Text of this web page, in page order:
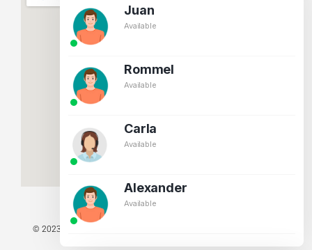
© 2023 TODOS LOS DERECHOS RESERVADOS - TECNIT TU TIENDA
Juan
Available
Rommel
Available
Carla
Available
Alexander
Available